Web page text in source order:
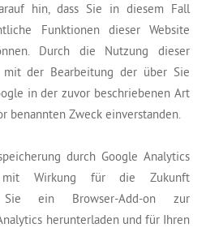
hin, dass Sie in diesem Fall
Funktionen dieser Website
Durch die Nutzung dieser
der Bearbeitung der über Sie
in der zuvor beschriebenen Art
benannten Zweck einverstanden.
durch Google Analytics
Wirkung für die Zukunft
Sie ein Browser-Add-on zur
herunterladen und für Ihren